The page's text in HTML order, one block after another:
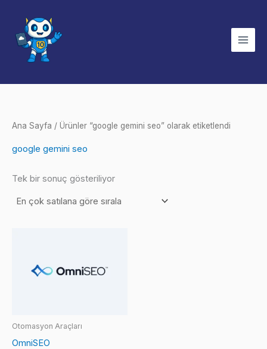
Ana Sayfa / Ürünler “google gemini seo” olarak etiketlendi
google gemini seo
Tek bir sonuç gösteriliyor
Otomasyon Araçları
OmniSEO